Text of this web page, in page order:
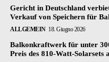
Gericht in Deutschland
Verkauf von Speichern für
ALLGEMEIN 18. Giugno 2026
Balkonkraftwerk für unter
Preis des 810-Watt-Solarsets